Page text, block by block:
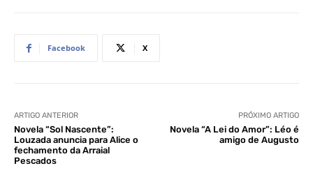
Facebook X
ARTIGO ANTERIOR
Novela “Sol Nascente”:
Louzada anuncia para Alice o
fechamento da Arraial
Pescados
PRÓXIMO ARTIGO
Novela “A Lei do Amor”: Léo é
amigo de Augusto